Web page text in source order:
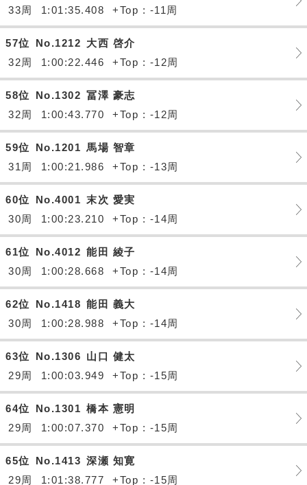
33周
1:01:35.408 +Top : -11周
57位 No.1212 大西 啓介
32周
1:00:22.446 +Top : -12周
58位 No.1302 冨澤 豪志
32周
1:00:43.770 +Top : -12周
59位 No.1201 馬場 智章
31周
1:00:21.986 +Top : -13周
60位 No.4001 末次 愛実
30周
1:00:23.210 +Top : -14周
61位 No.4012 能田 綾子
30周
1:00:28.668 +Top : -14周
62位 No.1418 能田 義大
30周
1:00:28.988 +Top : -14周
63位 No.1306 山口 健太
29周
1:00:03.949 +Top : -15周
64位 No.1301 橋本 憲明
29周
1:00:07.370 +Top : -15周
65位 No.1413 深瀬 知寛
29周
1:01:38.777 +Top : -15周